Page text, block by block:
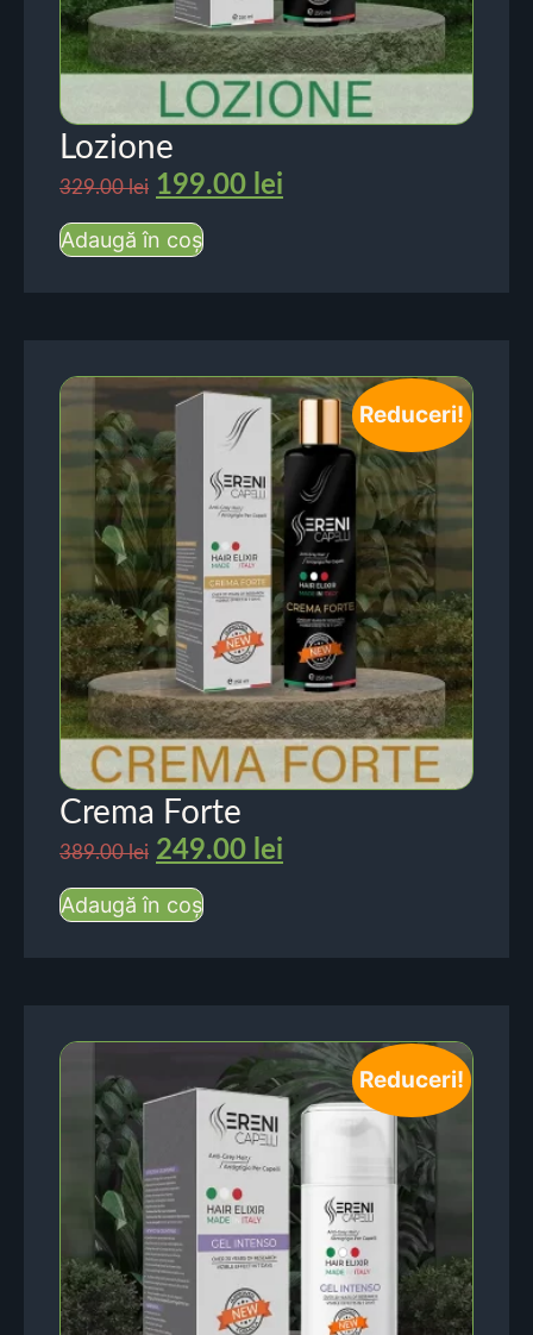
Lozione
329.00lei 199.00 lei
Adaugă în coș
Reduceri!
Crema Forte
389.00lei 249.00 lei
Adaugă în coș
Reduceri!